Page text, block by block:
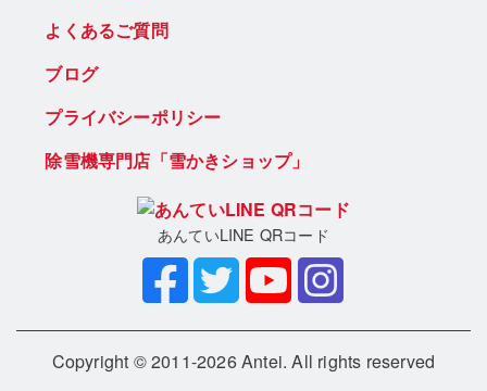
よくあるご質問
ブログ
プライバシーポリシー
除雪機専門店「雪かきショップ」
あんていLINE QRコード
Copyright © 2011-2026 Antei. All rights reserved